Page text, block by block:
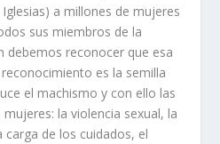
a millones de mujeres
sus miembros de la
debemos reconocer que esa
es la semilla
el machismo y con ello las
la violencia sexual, la
de los cuidados, el